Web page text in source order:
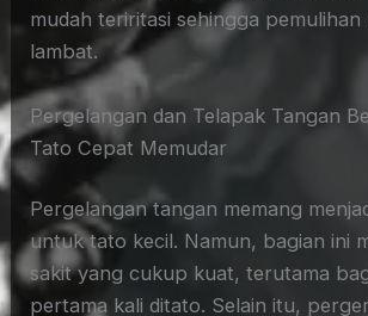
mudah teriritasi sehingga pemulihan
lambat.
Pergelangan dan Telapak Tangan
Tato Cepat Memudar
Pergelangan tangan memang
untuk tato kecil. Namun, bagian ini
sakit yang cukup kuat, terutama
pertama kali ditato. Selain itu,